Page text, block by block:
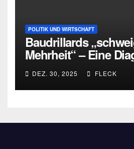
POLITIK UND WIRTSCHAFT
Baudrillards
Mehrheit“ – Eine
heute
DEZ. 30, 2025 FLECK